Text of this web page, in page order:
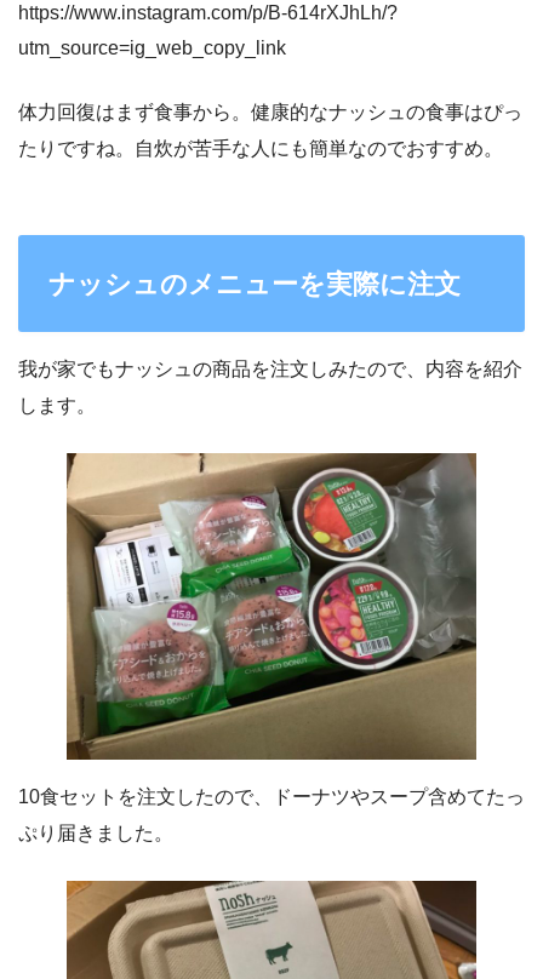
https://www.instagram.com/p/B-614rXJhLh/?
utm_source=ig_web_copy_link
体力回復はまず食事から。健康的なナッシュの食事はぴっ
たりですね。自炊が苦手な人にも簡単なのでおすすめ。
ナッシュのメニューを実際に注文
我が家でもナッシュの商品を注文しみたので、内容を紹介
します。
10食セットを注文したので、ドーナツやスープ含めてたっ
ぷり届きました。